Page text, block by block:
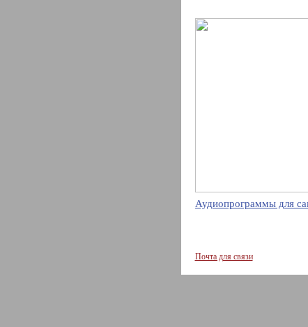
Аудиопрограммы для
Почта для связи